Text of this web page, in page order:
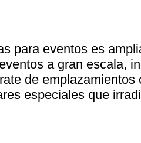
para eventos es
a gran escala,
de
especiales que